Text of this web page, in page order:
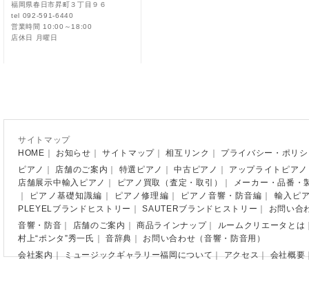
福岡県春日市昇町３丁目９６
tel 092-591-6440
営業時間 10:00～18:00
店休日 月曜日
サイトマップ
HOME
お知らせ ｜サイトマップ ｜相互リンク
プライバシー・ポリ
ピアノ
店舗のご案内 特選ピアノ ｜中古ピアノ アップライトピアノ
店舗展示中輸入ピアノ
ピアノ買取（査定・取引）
メーカー・品番・
ピアノ基礎知識編 ピアノ修理編 ピアノ音響・防音編
輸入ピ
PLEYELブランドヒストリー
｜SAUTERブランドヒストリー
お問い合
音響・防音
店舗のご案内 ｜商品ラインナップ｜ ルームクリエータとは
村上“ポンタ”秀一氏
｜音辞典
お問い合わせ（音響・防音用）
会社案内｜ミュージックギャラリー福岡について｜アクセス｜会社概要